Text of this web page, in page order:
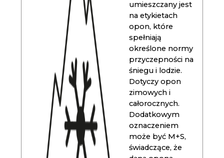
umieszczany jest
na etykietach
opon, które
spełniają
określone normy
przyczepności na
śniegu i lodzie.
Dotyczy opon
zimowych i
całorocznych.
Dodatkowym
oznaczeniem
może być M+S,
świadczące, że